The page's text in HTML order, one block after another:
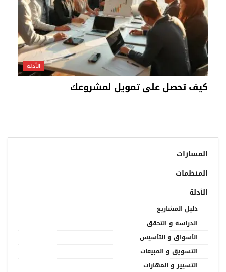
الأدلة
كيف تحصل على تمويل لمشروعك
المسارات
المنظمات
الأدلة
دليل المشاريع
الدراسة و التحقق
الأسواق و التأسيس
التسويق و المبيعات
التسيير و المهارات